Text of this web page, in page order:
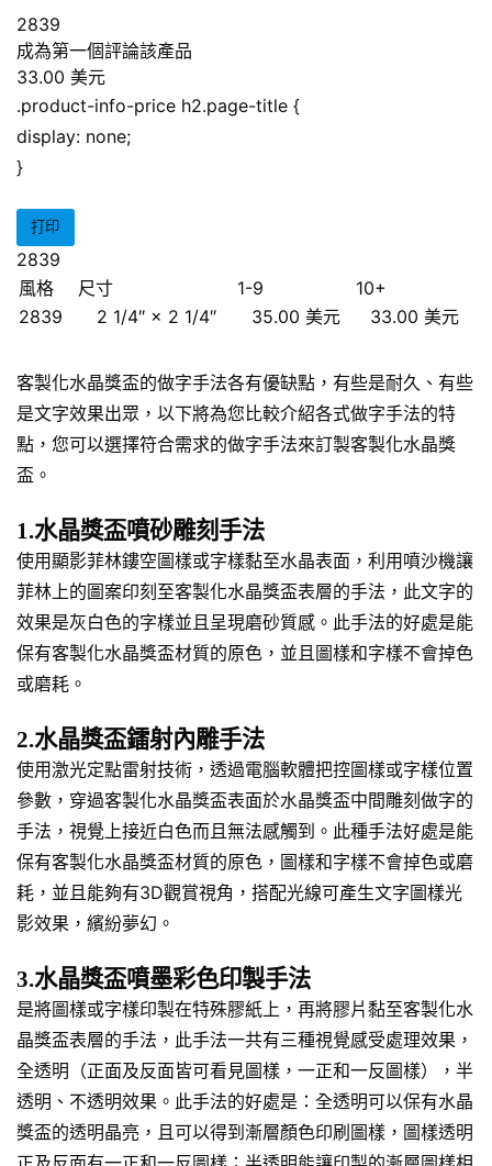
2839
成為第一個評論該產品
33.00 美元
.product-info-price h2.page-title {
display: none;
}
打印
2839
風格
尺寸 1-9
10+
2839
2 1/4″ × 2 1/4″ 35.00 美元 33.00 美元
客製化水晶獎盃的做字手法各有優缺點，有些是耐久、有些
是文字效果出眾，以下將為您比較介紹各式做字手法的特
點，您可以選擇符合需求的做字手法來訂製客製化水晶獎
盃。
1.水晶獎盃噴砂雕刻手法
使用顯影菲林鏤空圖樣或字樣黏至水晶表面，利用噴沙機讓
菲林上的圖案印刻至客製化水晶獎盃表層的手法，此文字的
效果是灰白色的字樣並且呈現磨砂質感。此手法的好處是能
保有客製化水晶獎盃材質的原色，並且圖樣和字樣不會掉色
或磨耗。
2.水晶獎盃鐳射內雕手法
使用激光定點雷射技術，透過電腦軟體把控圖樣或字樣位置
參數，穿過客製化水晶獎盃表面於水晶獎盃中間雕刻做字的
手法，視覺上接近白色而且無法感觸到。此種手法好處是能
保有客製化水晶獎盃材質的原色，圖樣和字樣不會掉色或磨
耗，並且能夠有3D觀賞視角，搭配光線可產生文字圖樣光
影效果，繽紛夢幻。
3.水晶獎盃噴墨彩色印製手法
是將圖樣或字樣印製在特殊膠紙上，再將膠片黏至客製化水
晶獎盃表層的手法，此手法一共有三種視覺感受處理效果，
全透明（正面及反面皆可看見圖樣，一正和一反圖樣），半
透明、不透明效果。此手法的好處是：全透明可以保有水晶
獎盃的透明晶亮，且可以得到漸層顏色印刷圖樣，圖樣透明